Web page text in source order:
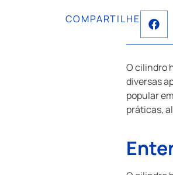
COMPARTILHE
O cilindro
diversas
popular
práticas,